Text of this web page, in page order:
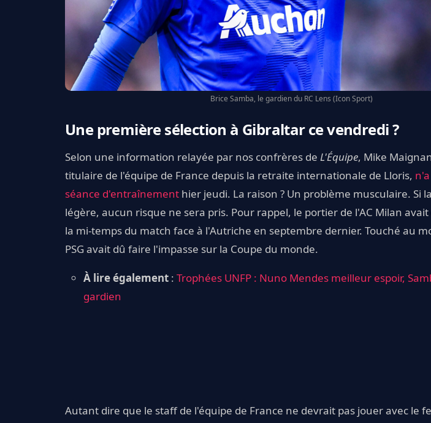
Brice Samba, le gardien du RC Lens (Icon Sport)
Une première sélection à Gibraltar ce vendredi ?
Selon une information relayée par nos confrères de L'Équipe, Mike
titulaire de l'équipe de France depuis la retraite internationale de Lloris,
séance d'entraînement hier jeudi. La raison ? Un problème musculaire. Si
légère, aucun risque ne sera pris. Pour rappel, le portier de l'AC Milan avait
la mi-temps du match face à l'Autriche en septembre dernier. Touché au
PSG avait dû faire l'impasse sur la Coupe du monde.
À lire également : Trophées UNFP : Nuno Mendes meilleur espoir,
gardien
Autant dire que le staff de l'équipe de France ne devrait pas jouer avec le